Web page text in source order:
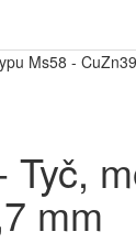
Ms58 -
Tyč,
mm